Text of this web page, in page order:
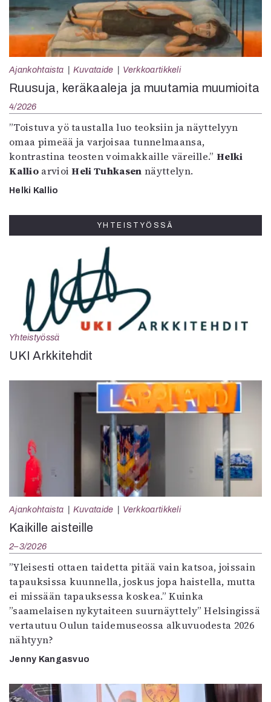
Ajankohtaista Kuvataide Verkkoartikkeli
Ruusuja, keräkaaleja ja muutamia muumioita
4/2026
”Toistuva yö taustalla luo teoksiin ja näyttelyyn
omaa pimeää ja varjoisaa tunnelmaansa,
kontrastina teosten voimakkaille väreille.”Helki
KallioarvioiHeli Tuhkasen näyttelyn.
Helki Kallio
YHTEISTYÖSSÄ
Yhteistyössä
UKI Arkkitehdit
Ajankohtaista Kuvataide Verkkoartikkeli
Kaikille aisteille
2–3/2026
”Yleisesti ottaen taidetta pitää vain katsoa, joissain
tapauksissa kuunnella, joskus jopa haistella, mutta
ei missään tapauksessa koskea.” Kuinka
”saamelaisen nykytaiteen suurnäyttely” Helsingissä
vertautuu Oulun taidemuseossa alkuvuodesta 2026
nähtyyn?
Jenny Kangasvuo